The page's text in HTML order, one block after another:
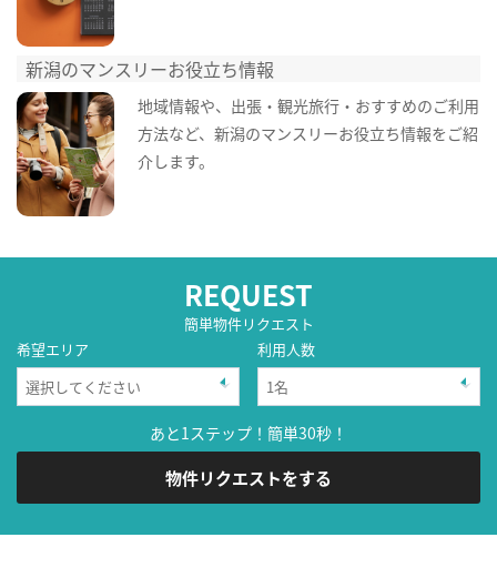
新潟のマンスリーお役立ち情報
地域情報や、出張・観光旅行・おすすめのご利用
方法など、新潟のマンスリーお役立ち情報をご紹
介します。
REQUEST
簡単物件リクエスト
希望エリア
利用人数
あと1ステップ！簡単30秒！
物件リクエストをする